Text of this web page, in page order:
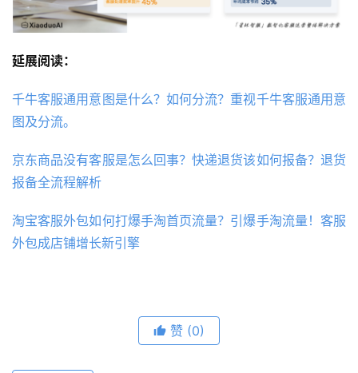
延展阅读：
千牛客服通用意图是什么？如何分流？重视千牛客服通用意
图及分流。
京东商品没有客服是怎么回事？快递退货该如何报备？退货
报备全流程解析
淘宝客服外包如何打爆手淘首页流量？引爆手淘流量！客服
外包成店铺增长新引擎
赞 (0)